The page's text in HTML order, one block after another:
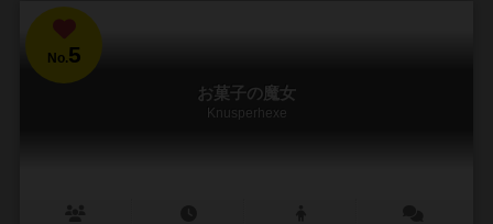
No.5
お菓子の魔女
Knusperhexe